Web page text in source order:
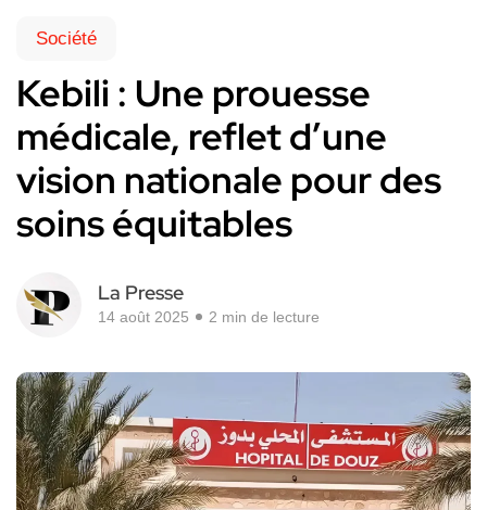
Société
Kebili : Une prouesse
médicale, reflet d’une
vision nationale pour des
soins équitables
La Presse
14 août 2025 2 min de lecture